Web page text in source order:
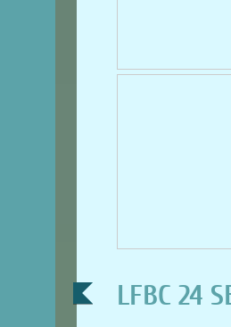
LFBC 24